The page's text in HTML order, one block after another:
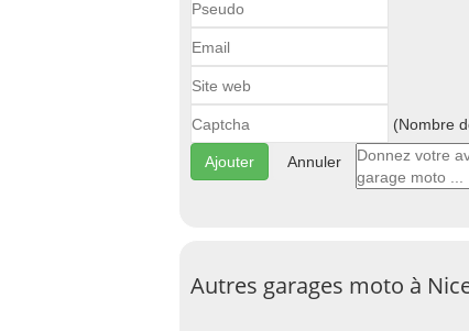
(Nombre
Annuler
Autres garages moto à